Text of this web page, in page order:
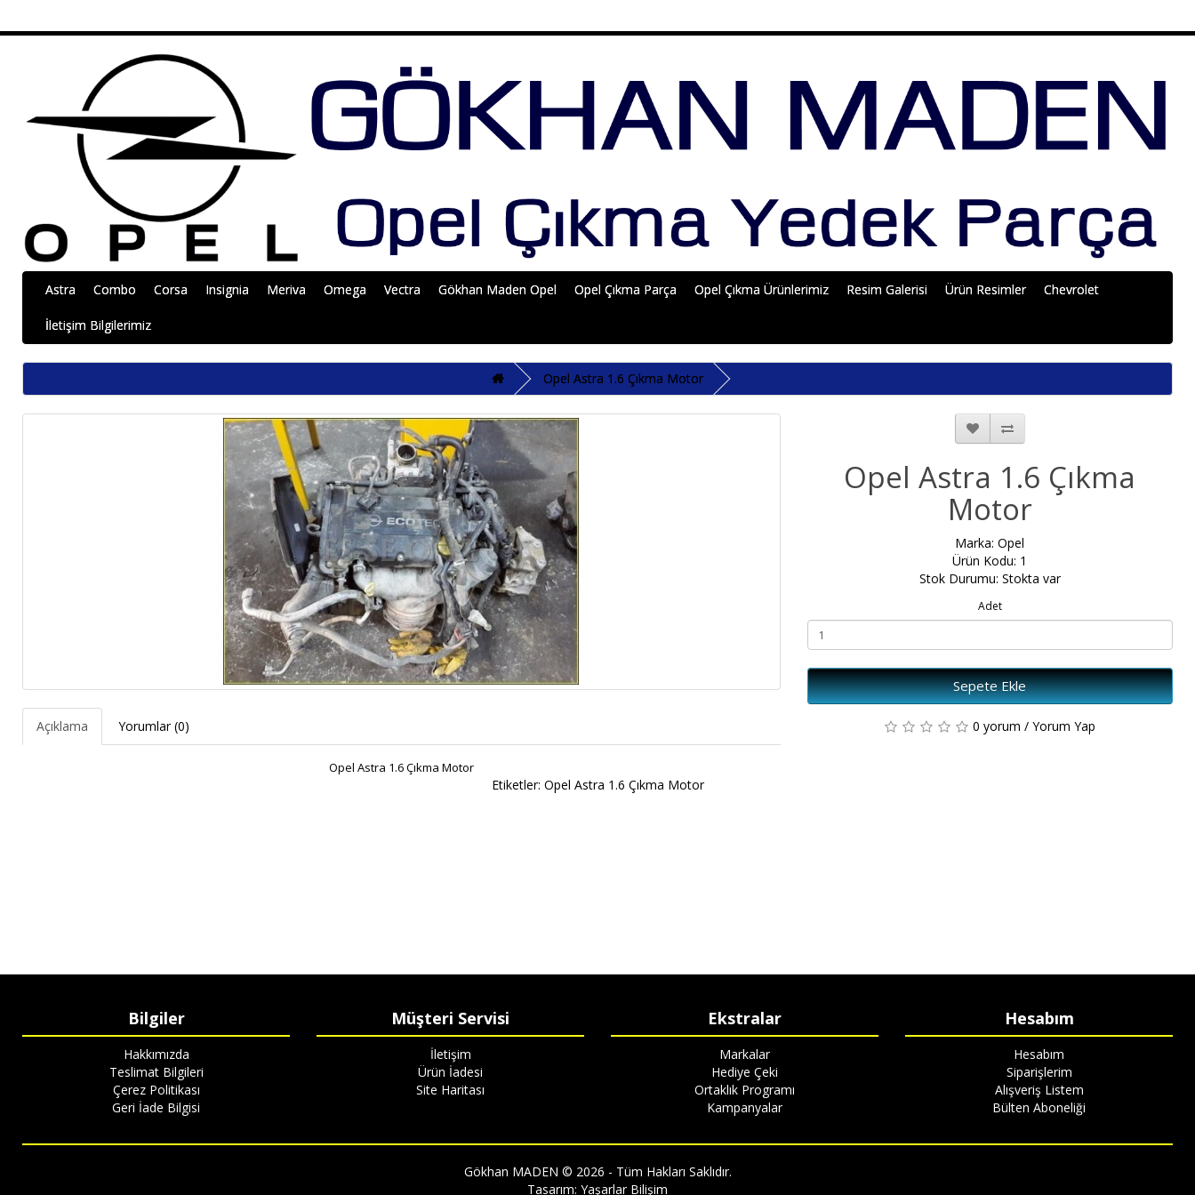
Astra Combo Corsa Insignia Meriva Omega Vectra Gökhan Maden Opel Opel Çıkma Parça Opel Çıkma Ürünlerimiz Resim Galerisi Ürün Resimler Chevrolet
İletişim Bilgilerimiz
Opel Astra 1.6 Çıkma Motor
Açıklama Yorumlar (0)
Opel Astra 1.6 Çıkma Motor
Opel Astra 1.6 Çıkma
Motor
Marka:Opel
Ürün Kodu: 1
Stok Durumu: Stokta var
Adet
Sepete Ekle
0 yorum /Yorum Yap
Etiketler: Opel Astra 1.6 Çıkma Motor
Bilgiler
Hakkımızda
Teslimat Bilgileri
Çerez Politikası
Geri İade Bilgisi
Müşteri Servisi
İletişim
Ürün İadesi
Site Haritası
Ekstralar
Markalar
Hediye Çeki
Ortaklık Programı
Kampanyalar
Hesabım
Hesabım
Siparişlerim
Alışveriş Listem
Bülten Aboneliği
Gökhan MADEN © 2026 - Tüm Hakları Saklıdır.
Tasarım: Yaşarlar Bilişim